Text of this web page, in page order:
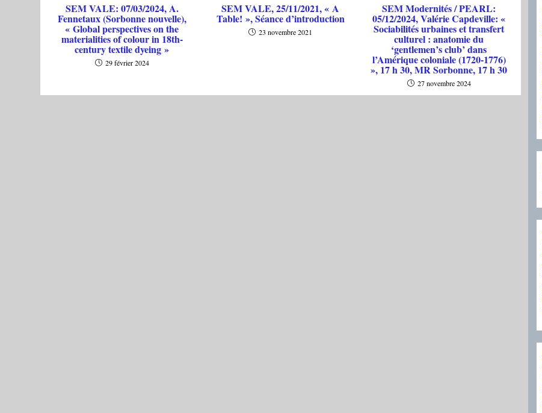
SEM VALE: 07/03/2024, A.
Fennetaux (Sorbonne nouvelle),
« Global perspectives on the
materialities of colour in 18th-
century textile dyeing »
29 février 2024
SEM VALE, 25/11/2021, « A
Table! », Séance d’introduction
23 novembre 2021
SEM Modernités / PEARL:
05/12/2024, Valérie Capdeville: «
Sociabilités urbaines et transfert
culturel : anatomie du
‘gentlemen’s club’ dans
l’Amérique coloniale (1720-1776)
», 17 h 30, MR Sorbonne, 17 h 30
27 novembre 2024